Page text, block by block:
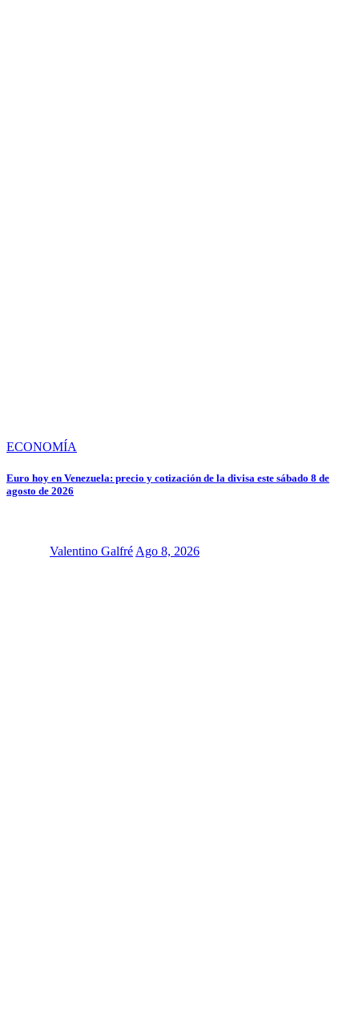
ECONOMÍA
Euro hoy en Venezuela: precio y cotización de la divisa este sábado 8 de
agosto de 2026
Valentino Galfré Ago 8, 2026